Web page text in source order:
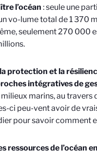
l’océan : seule une
vo-lume total de 1 370
seulement 270 000
protection et la
intégratives de
marins, au
ci peu-vent avoir de
pour savoir comment
ressources de l’océan